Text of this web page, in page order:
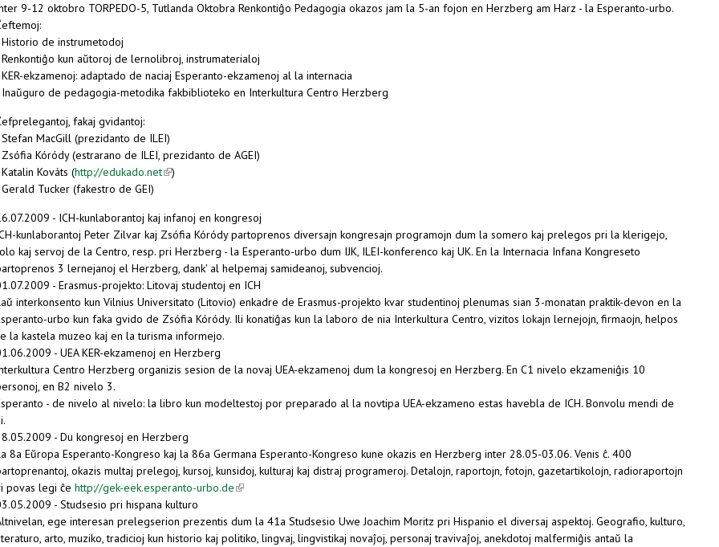
9-12 oktobro TORPEDO-5, Tutlanda Oktobra Renkontiĝo Pedagogia okazos jam la 5-an fojon en Herzberg am Harz - la Esperanto-urbo.
Historio de instrumetodoj
Renkontiĝo kun aŭtoroj de lernolibroj, instrumaterialoj
KER-ekzamenoj: adaptado de naciaj Esperanto-ekzamenoj al la internacia
Inaŭguro de pedagogia-metodika fakbiblioteko en Interkultura Centro Herzberg
fakaj gvidantoj:
Stefan MacGill (prezidanto de ILEI)
Zsófia Kóródy (estrarano de ILEI, prezidanto de AGEI)
Katalin Kováts (http://edukado.net(link is external)
)
Gerald Tucker (fakestro de GEI)
- ICH-kunlaborantoj kaj infanoj en kongresoj
kunlaborantoj Peter Zilvar kaj Zsófia Kóródy partoprenos diversajn kongresajn programojn dum la somero kaj prelegos pri la klerigejo,
kaj servoj de la Centro, resp. pri Herzberg - la Esperanto-urbo dum IJK, ILEI-konferenco kaj UK. En la Internacia Infana Kongreseto
3 lernejanoj el Herzberg, dank' al helpemaj samideanoj, subvencioj.
- Erasmus-projekto: Litovaj studentoj en ICH
interkonsento kun Vilnius Universitato (Litovio) enkadre de Erasmus-projekto kvar studentinoj plenumas sian 3-monatan praktik-devon en la
urbo kun faka gvido de Zsófia Kóródy. Ili konatiĝas kun la laboro de nia Interkultura Centro, vizitos lokajn lernejojn, firmaojn, helpos
la kastela muzeo kaj en la turisma informejo.
- UEA KER-ekzamenoj en Herzberg
Centro Herzberg organizis sesion de la novaj UEA-ekzamenoj dum la kongresoj en Herzberg. En C1 nivelo ekzameniĝis 10
en B2 nivelo 3.
- de nivelo al nivelo: la libro kun modeltestoj por preparado al la novtipa UEA-ekzameno estas havebla de ICH. Bonvolu mendi de
- Du kongresoj en Herzberg
8a Eŭropa Esperanto-Kongreso kaj la 86a Germana Esperanto-Kongreso kune okazis en Herzberg inter 28.05-03.06. Venis ĉ. 400
okazis multaj prelegoj, kursoj, kunsidoj, kulturaj kaj distraj programeroj. Detalojn, raportojn, fotojn, gazetartikolojn, radioraportojn
povas legi ĉe http://gek-eek.esperanto-urbo.de(link is external)
- Studsesio pri hispana kulturo
ege interesan prelegserion prezentis dum la 41a Studsesio Uwe Joachim Moritz pri Hispanio el diversaj aspektoj. Geografio, kulturo,
arto, muziko, tradicioj kun historio kaj politiko, lingvaj, lingvistikaj novaĵoj, personaj travivaĵoj, anekdotoj malfermiĝis antaŭ la